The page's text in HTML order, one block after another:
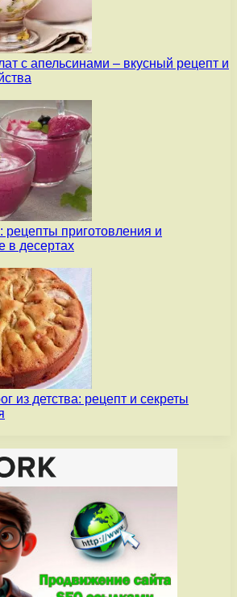
с апельсинами – вкусный рецепт и
рецепты приготовления и
в десертах
из детства: рецепт и секреты